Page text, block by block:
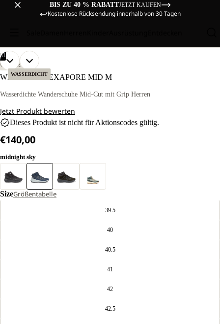
BIS ZU 40 % RABATTJETZT KAUFEN
Kostenlose Rücksendung innerhalb von 30 Tagen
WASSERDICHT
11
BILD
IM
ÖFFNEN
BILD
IM
ÖFFNEN
BILD
IM
ÖFFNEN
BILD
IM
ÖFFNEN
BILD
IM
ÖFFNEN
BILD
IM
ÖFFNEN
BILD
IM
ÖFFNEN
BILD
IM
ÖFFNEN
BILD
IM
ÖFFNEN
BILD
IM
ÖFFNEN
BILD
IM
ÖFFNEN
WANDERN
WILD HIKE TEXAPORE MID M
Wasserdichte Wanderschuhe Mid-Cut mit Grip Herren
Jetzt Produkt bewerten
Dieses Produkt ist nicht für Aktionscodes gültig.
€140,00
midnight sky
SizeGrößentabelle
39.5
40
40.5
41
42
42.5